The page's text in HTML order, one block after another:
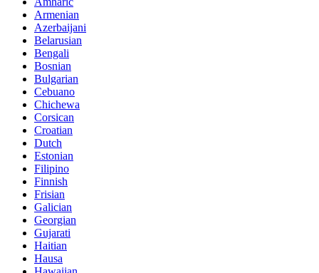
Armenian
Azerbaijani
Belarusian
Bengali
Bosnian
Bulgarian
Cebuano
Chichewa
Corsican
Croatian
Dutch
Estonian
Filipino
Finnish
Frisian
Galician
Georgian
Gujarati
Haitian
Hausa